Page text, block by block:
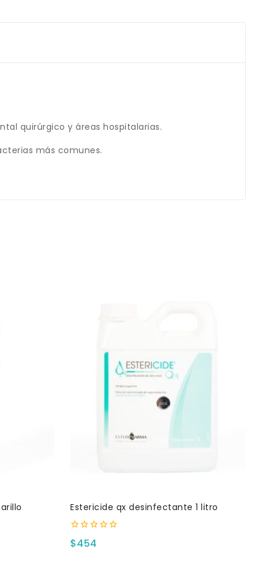
quirúrgico y áreas hospitalarias.
más comunes.
Estericide qx desinfectante 1 litro
0
fuera
$454